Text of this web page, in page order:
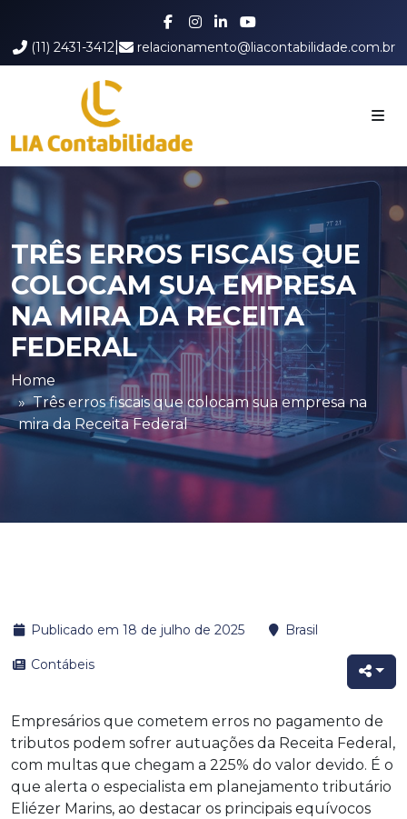
(11) 2431-3412| relacionamento@liacontabilidade.com.br
TRÊS ERROS FISCAIS QUE
COLOCAM SUA EMPRESA
NA MIRA DA RECEITA
FEDERAL
Home
Três erros fiscais que colocam sua empresa na
mira da Receita Federal
Publicado em 18 de julho de 2025 Brasil
Contábeis
Empresários que cometem erros no pagamento de
tributos podem sofrer autuações da Receita Federal,
com multas que chegam a 225% do valor devido. É o
que alerta o especialista em planejamento tributário
Eliézer Marins, ao destacar os principais equívocos